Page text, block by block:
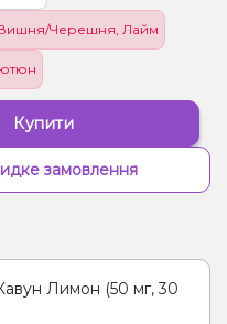
Черешня, Лайм
Купити
замовлення
Лимон (50 мг, 30